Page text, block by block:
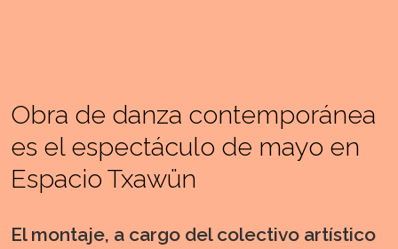
Obra de danza contemporánea
es el espectáculo de mayo en
Espacio Txawün
El montaje, a cargo del colectivo artístico